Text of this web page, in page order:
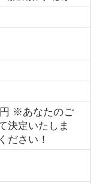
※あなたのご
決定いたしま
ださい！